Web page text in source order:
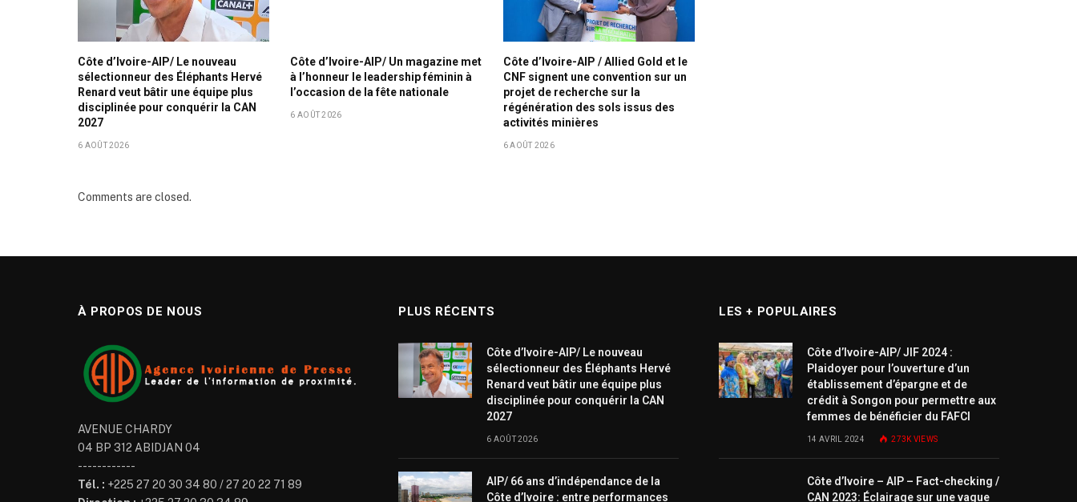
Côte d’Ivoire-AIP/ Le nouveau
sélectionneur des Éléphants Hervé
Renard veut bâtir une équipe plus
disciplinée pour conquérir la CAN
2027
6 AOÛT 2026
Côte d’Ivoire-AIP/ Un magazine met
à l’honneur le leadership féminin à
l’occasion de la fête nationale
6 AOÛT 2026
Côte d’Ivoire-AIP / Allied Gold et le
CNF signent une convention sur un
projet de recherche sur la
régénération des sols issus des
activités minières
6 AOÛT 2026
Comments are closed.
À PROPOS DE NOUS
AVENUE CHARDY
04 BP 312 ABIDJAN 04
------------
Tél. : +225 27 20 30 34 80 / 27 20 22 71 89
PLUS RÉCENTS
Côte d’Ivoire-AIP/ Le nouveau
sélectionneur des Éléphants Hervé
Renard veut bâtir une équipe plus
disciplinée pour conquérir la CAN
2027
6 AOÛT 2026
AIP/ 66 ans d’indépendance de la
Côte d’Ivoire : entre performances
LES + POPULAIRES
Côte d’Ivoire-AIP/ JIF 2024 :
Plaidoyer pour l’ouverture d’un
établissement d’épargne et de
crédit à Songon pour permettre aux
femmes de bénéficier du FAFCI
14 AVRIL 2024 273K VIEWS
Côte d’Ivoire – AIP – Fact-checking /
CAN 2023: Éclairage sur une vague